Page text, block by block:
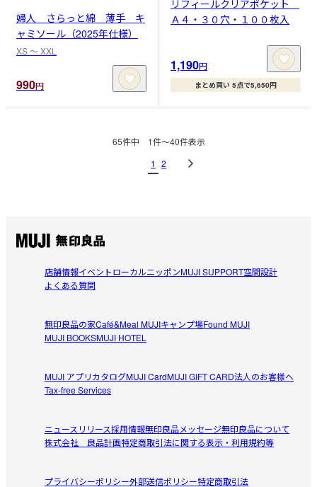
婦人 さらっと綿 薄手 キ
ャミソール（2025年仕様）
XS 〜 XXL
990円
リフィールクリアポケット
Ａ４・３０穴・１００枚入
1,190円
まとめ買い 5点で5,650円
65件中 1件〜40件表示
1 2
店舗情報イベントローカルニッポンMUJI SUPPORT空間設計
よくある質問
無印良品の家Café&Meal MUJIキャンプ場Found MUJI
MUJI BOOKSMUJI HOTEL
MUJI アプリカタログMUJI CardMUJI GIFT CARD法人のお客様へ
Tax-free Services
ニュースリリース採用情報無印良品メッセージ無印良品について
株式会社 良品計画特定商取引法に関する表示・利用規約等
プライバシーポリシー外部送信ポリシー特定商取引法